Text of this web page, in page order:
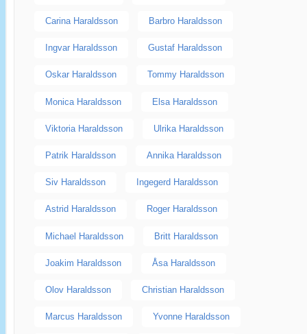
Carina Haraldsson Barbro Haraldsson
Ingvar Haraldsson Gustaf Haraldsson
Oskar Haraldsson Tommy Haraldsson
Monica Haraldsson Elsa Haraldsson
Viktoria Haraldsson Ulrika Haraldsson
Patrik Haraldsson Annika Haraldsson
Siv Haraldsson Ingegerd Haraldsson
Astrid Haraldsson Roger Haraldsson
Michael Haraldsson Britt Haraldsson
Joakim Haraldsson Åsa Haraldsson
Olov Haraldsson Christian Haraldsson
Marcus Haraldsson Yvonne Haraldsson